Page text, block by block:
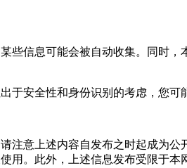
信息可能会被自动收集。同时，
全性和身份识别的考虑，您可
意上述内容自发布之时起成为公
用。此外，上述信息发布受限于本